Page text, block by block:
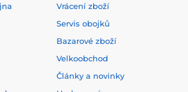
Vrácení zboží
Servis obojků
Bazarové zboží
Velkoobchod
Články a novinky